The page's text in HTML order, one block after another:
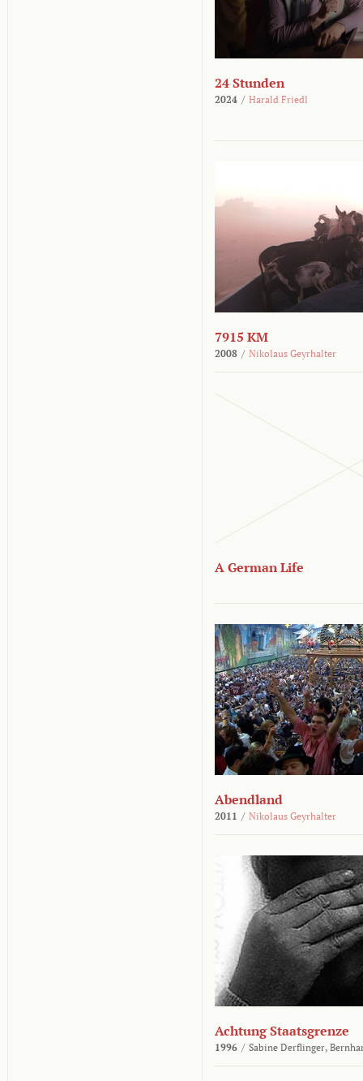
24 Stunden
2024 / Harald Friedl
7915 KM
2008 / Nikolaus Geyrhalter
A German Life
Abendland
2011 / Nikolaus Geyrhalter
Achtung Staatsgrenze
1996 / Sabine Derflinger,